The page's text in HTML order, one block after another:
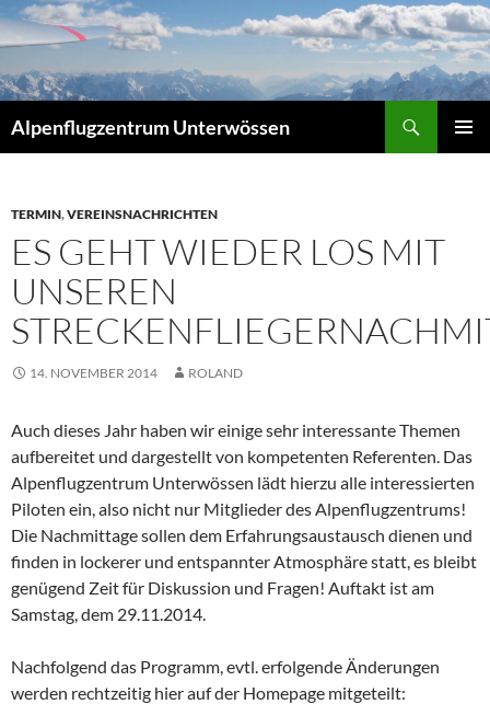
Zum
Inhalt
Alpenflugzentrum Unterwössen
TERMIN,VEREINSNACHRICHTEN
ES GEHT WIEDER LOS MIT
UNSEREN
14. NOVEMBER 2014 ROLAND
Auch dieses Jahr haben wir einige sehr interessante Themen
aufbereitet und dargestellt von kompetenten Referenten. Das
Alpenflugzentrum Unterwössen lädt hierzu alle interessierten
Piloten ein, also nicht nur Mitglieder des Alpenflugzentrums!
Die Nachmittage sollen dem Erfahrungsaustausch dienen und
finden in lockerer und entspannter Atmosphäre statt, es bleibt
genügend Zeit für Diskussion und Fragen! Auftakt ist am
Samstag, dem 29.11.2014.
Nachfolgend das Programm, evtl. erfolgende Änderungen
werden rechtzeitig hier auf der Homepage mitgeteilt: